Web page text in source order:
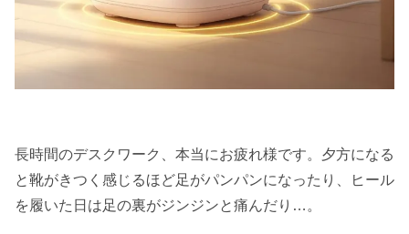
長時間のデスクワーク、本当にお疲れ様です。夕方になる
と靴がきつく感じるほど足がパンパンになったり、ヒール
を履いた日は足の裏がジンジンと痛んだり…。